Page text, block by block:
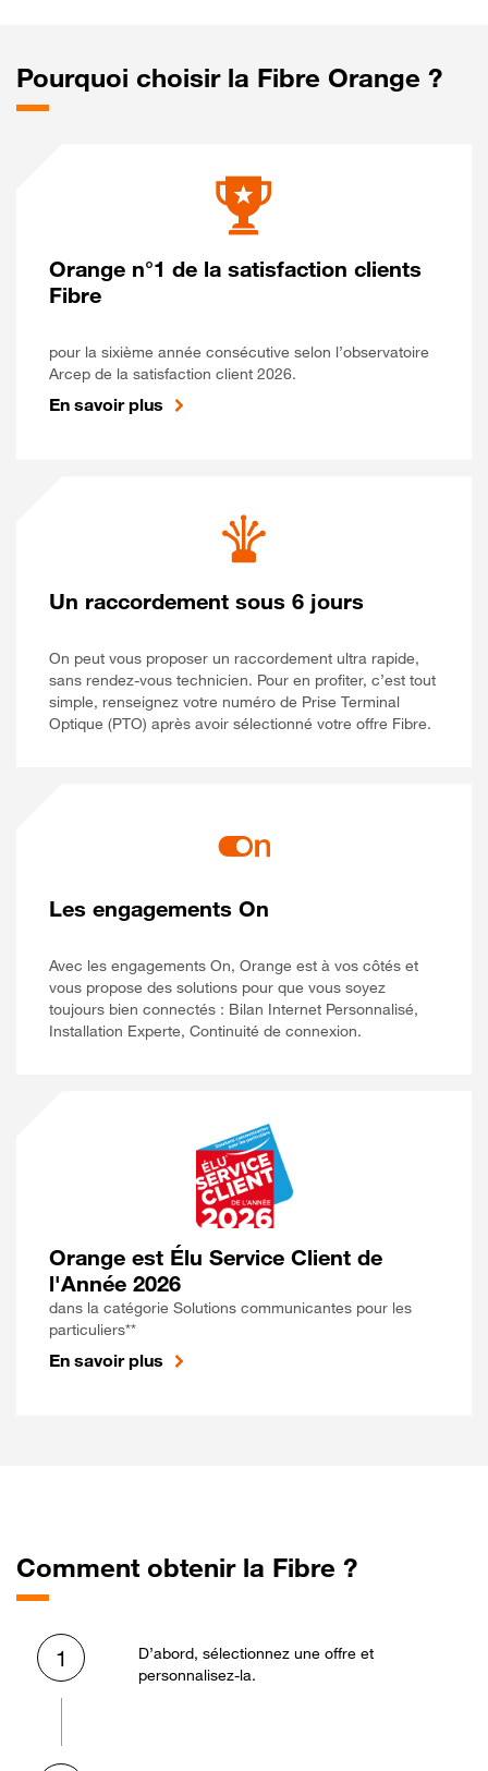
Pourquoi choisir la Fibre Orange ?
Orange n°1 de la satisfaction clients
Fibre
pour la sixième année consécutive selon l’observatoire
Arcep de la satisfaction client 2026.
En savoir plus
Un raccordement sous 6 jours
On peut vous proposer un raccordement ultra rapide,
sans rendez-vous technicien. Pour en profiter, c’est tout
simple, renseignez votre numéro de Prise Terminal
Optique (PTO) après avoir sélectionné votre offre Fibre.
Les engagements On
Avec les engagements On, Orange est à vos côtés et
vous propose des solutions pour que vous soyez
toujours bien connectés : Bilan Internet Personnalisé,
Installation Experte, Continuité de connexion.
Orange est Élu Service Client de
l'Année 2026
dans la catégorie Solutions communicantes pour les
particuliers**
En savoir plus
Comment obtenir la Fibre ?
1
D’abord, sélectionnez une offre et
personnalisez-la.